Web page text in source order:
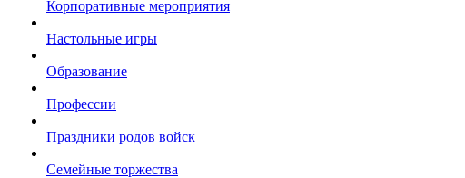
Корпоративные мероприятия
Настольные игры
Образование
Профессии
Праздники родов войск
Семейные торжества